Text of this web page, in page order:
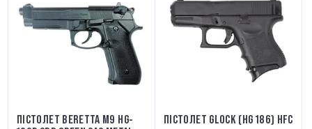
ПІСТОЛЕТ BERETTA M9 HG-
ПІСТОЛЕТ GLOCK (HG 186) HFC